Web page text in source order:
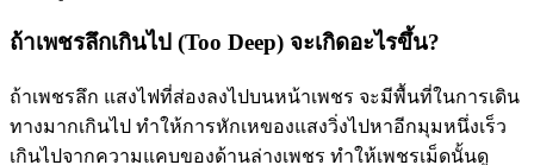
ถ้าเพชรลึกเกินไป (Too Deep) จะเกิดอะไรขึ้น?
ถ้าเพชรลึก แสงไฟที่ส่องลงไปบนหน้าเพชร จะมีพื้นที่ในการเดิน
ทางมากเกินไป ทำให้การหักเหของแสงวิ่งไปหาอีกมุมหนึ่งเร็ว
เกินไปจากความแคบของด้านล่างเพชร ทำให้เพชรเม็ดนั้นดู